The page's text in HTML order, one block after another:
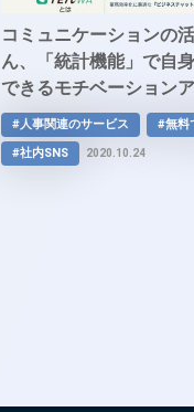
コミュニケーションの
ん、「統計機能」で自
できるモチベーション
ヘルスケアに効く、業
ビジネスチャット「TE
#人事関連のサービス
#無料
#社内SNS
2020.10.24